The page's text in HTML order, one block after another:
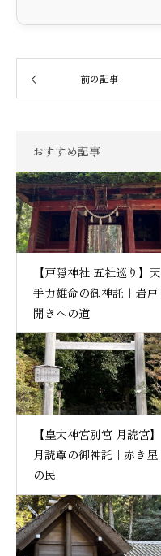
前の記事
おすすめ記事
【戸隠神社 五社巡り】天
手力雄命の御神託｜岩戸
開きへの道
【皇大神宮別宮 月読宮】
月読尊の御神託｜赤き星
の民